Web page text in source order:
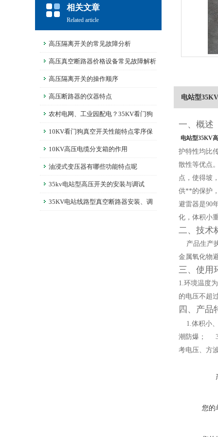
相关文章
Related article
高压隔离开关的常见故障分析
高压真空断路器价格设备常见故障解析
高压隔离开关的操作顺序
高压断路器的仪器特点
农村电网、工业园配电？35KV看门狗
断路器，护线路更省心
10KV看门狗真空开关性能特点零序保
护过流保护与远程控制功能详解
10KV高压电缆分支箱的作用
油浸式变压器有哪些功能特点呢
35kv电站型高压开关的安装与调试
35KV电站线路型真空断路器安装、调
电站型
一、概述
电站型35KV
护特性均比
散性等优点
点，使得坡
供**的保护
避雷器是90
化，体积小
二、技术
产品生产执
金属氧化物
三、使用
1.环境温度
的电压不超
四、产品
1.体积小、
潮防爆； 3.
考电压、方
您的